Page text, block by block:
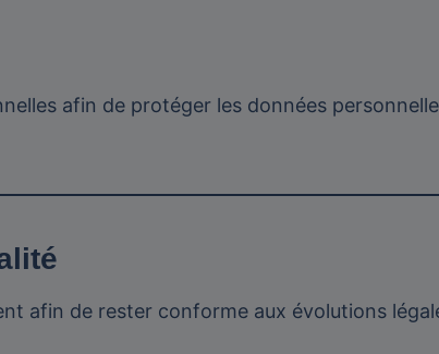
afin de protéger les données
afin de rester conforme aux évolutions